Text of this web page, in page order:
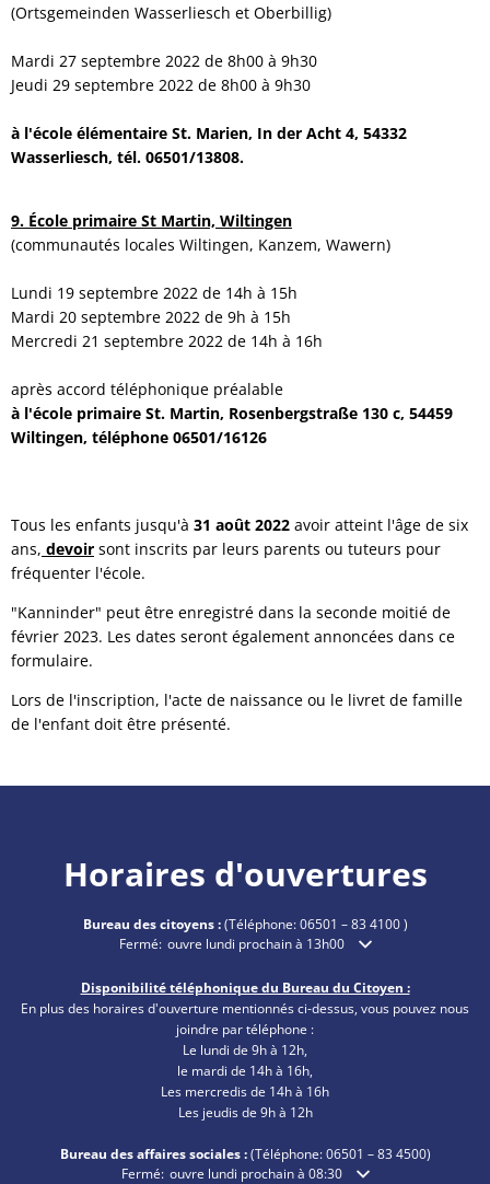
(Ortsgemeinden Wasserliesch et Oberbillig)
Mardi 27 septembre 2022 de 8h00 à 9h30
Jeudi 29 septembre 2022 de 8h00 à 9h30
à l'école élémentaire St. Marien, In der Acht 4, 54332
Wasserliesch, tél. 06501/13808.
9. École primaire St Martin, Wiltingen
(communautés locales Wiltingen, Kanzem, Wawern)
Lundi 19 septembre 2022 de 14h à 15h
Mardi 20 septembre 2022 de 9h à 15h
Mercredi 21 septembre 2022 de 14h à 16h
après accord téléphonique préalable
à l'école primaire St. Martin, Rosenbergstraße 130 c, 54459
Wiltingen, téléphone 06501/16126
Tous les enfants jusqu'à 31 août 2022 avoir atteint l'âge de six
ans, devoir sont inscrits par leurs parents ou tuteurs pour
fréquenter l'école.
"Kanninder" peut être enregistré dans la seconde moitié de
février 2023. Les dates seront également annoncées dans ce
formulaire.
Lors de l'inscription, l'acte de naissance ou le livret de famille
de l'enfant doit être présenté.
Horaires d'ouvertures
Bureau des citoyens :(Téléphone:06501 – 83 4100)
Cliquez pour masquer les heures d'ouverture ou de
Fermé: ouvre lundi prochain à 13h00
Disponibilité téléphonique du Bureau du Citoyen :
En plus des horaires d'ouverture mentionnés ci-dessus, vous pouvez nous
joindre par téléphone :
Le lundi de 9h à 12h,
le mardi de 14h à 16h,
Les mercredis de 14h à 16h
Les jeudis de 9h à 12h
Bureau des affaires sociales :(Téléphone:06501 – 834500)
Cliquez pour masquer les heures d'ouverture ou de
Fermé: ouvre lundi prochain à 08:30